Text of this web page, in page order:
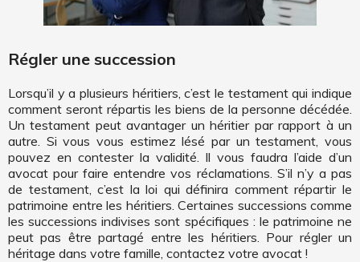
Régler une succession
Lorsqu’il y a plusieurs héritiers, c’est le testament qui indique
comment seront répartis les biens de la personne décédée.
Un testament peut avantager un héritier par rapport à un
autre. Si vous vous estimez lésé par un testament, vous
pouvez en contester la validité. Il vous faudra l’aide d’un
avocat pour faire entendre vos réclamations. S’il n’y a pas
de testament, c’est la loi qui définira comment répartir le
patrimoine entre les héritiers. Certaines successions comme
les successions indivises sont spécifiques : le patrimoine ne
peut pas être partagé entre les héritiers. Pour régler un
héritage dans votre famille, contactez votre avocat !